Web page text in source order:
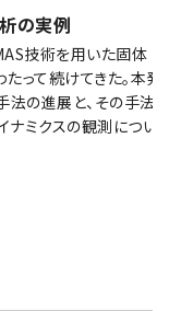
の実例
技術を用いた固体
って続けてきた。本発
法の進展と、その手法を
ナミクスの観測につい